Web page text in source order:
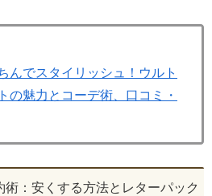
んでスタイリッシュ！ウルト
の魅力とコーデ術、口コミ・
：安くする方法とレターパック